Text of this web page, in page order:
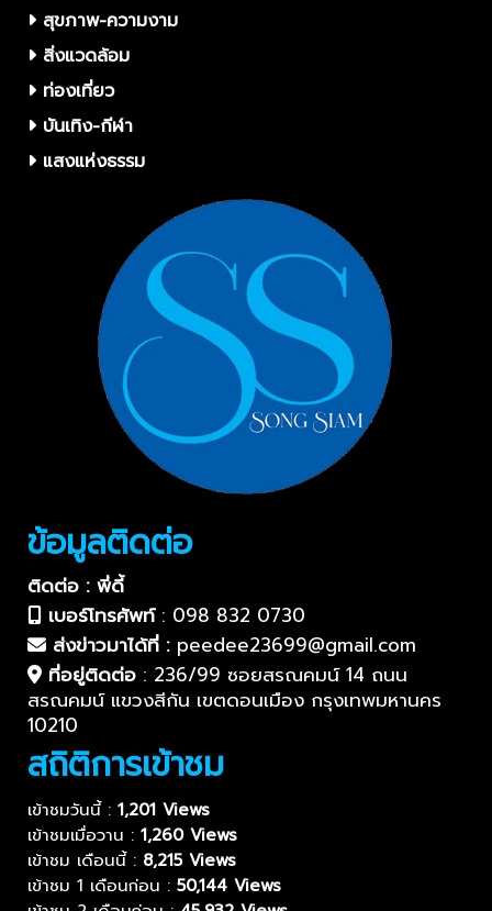
สุขภาพ-ความงาม
สิ่งแวดล้อม
ท่องเที่ยว
บันเทิง-กีฬา
แสงแห่งธรรม
ข้อมูลติดต่อ
ติดต่อ : พี่ดี้
เบอร์โทรศัพท์: 098 832 0730
ส่งข่าวมาได้ที่ : peedee23699@gmail.com
ที่อยู่ติดต่อ : 236/99 ซอยสรณคมน์ 14 ถนน
สรณคมน์ แขวงสีกัน เขตดอนเมือง กรุงเทพมหานคร
10210
สถิติการเข้าชม
เข้าชมวันนี้ : 1,201 Views
เข้าชมเมื่อวาน : 1,260 Views
เข้าชม เดือนนี้ : 8,215 Views
เข้าชม 1 เดือนก่อน : 50,144 Views